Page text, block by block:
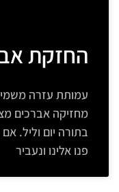
החזקת
עמותת עזרה
מחזיקה אברכים
בתורה יום וליל.
פנו אלינו ונעביר